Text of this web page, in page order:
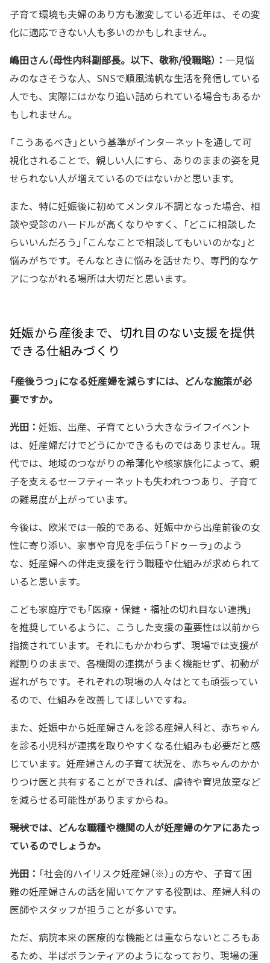
子育て環境も夫婦のあり方も激変している近年は、その変
化に適応できない人も多いのかもしれません。
嶋田さん（母性内科副部長。以下、敬称/役職略）： 一見悩
みのなさそうな人、SNSで順風満帆な生活を発信している
人でも、実際にはかなり追い詰められている場合もあるか
もしれません。
「こうあるべき」という基準がインターネットを通して可
視化されることで、親しい人にすら、ありのままの姿を見
せられない人が増えているのではないかと思います。
また、特に妊娠後に初めてメンタル不調となった場合、相
談や受診のハードルが高くなりやすく、「どこに相談した
らいいんだろう」「こんなことで相談してもいいのかな」と
悩みがちです。そんなときに悩みを話せたり、専門的なケ
アにつながれる場所は大切だと思います。
妊娠から産後まで、切れ目のない支援を提供
できる仕組みづくり
――「産後うつ」になる妊産婦を減らすには、どんな施策が必
要ですか。
光田： 妊娠、出産、子育てという大きなライフイベント
は、妊産婦だけでどうにかできるものではありません。現
代では、地域のつながりの希薄化や核家族化によって、親
子を支えるセーフティーネットも失われつつあり、子育て
の難易度が上がっています。
今後は、欧米では一般的である、妊娠中から出産前後の女
性に寄り添い、家事や育児を手伝う「ドゥーラ」のよう
な、妊産婦への伴走支援を行う職種や仕組みが求められて
いると思います。
こども家庭庁でも「医療・保健・福祉の切れ目ない連携」
を推奨しているように、こうした支援の重要性は以前から
指摘されています。それにもかかわらず、現場では支援が
縦割りのままで、各機関の連携がうまく機能せず、初動が
遅れがちです。それぞれの現場の人々はとても頑張ってい
るので、仕組みを改善してほしいですね。
また、妊娠中から妊産婦さんを診る産婦人科と、赤ちゃん
を診る小児科が連携を取りやすくなる仕組みも必要だと感
じています。妊産婦さんの子育て状況を、赤ちゃんのかか
りつけ医と共有することができれば、虐待や育児放棄など
を減らせる可能性がありますからね。
――現状では、どんな職種や機関の人が妊産婦のケアにあたっ
ているのでしょうか。
光田： 「社会的ハイリスク妊産婦（※）」の方や、子育て困
難の妊産婦さんの話を聞いてケアする役割は、産婦人科の
医師やスタッフが担うことが多いです。
ただ、病院本来の医療的な機能とは重ならないところもあ
るため、半ばボランティアのようになっており、現場の運